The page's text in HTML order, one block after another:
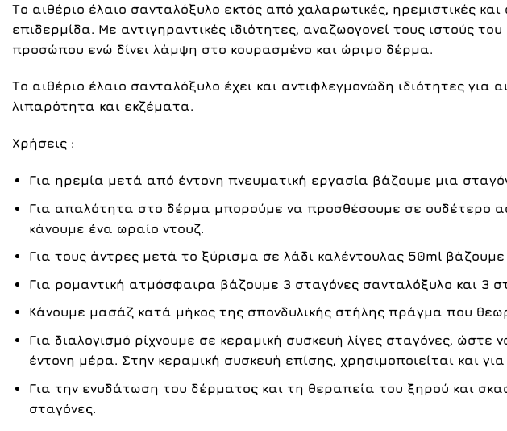
Το αιθέριο έλαιο σανταλόξυλο εκτός από χαλαρωτικές, ηρεμιστικές και
επιδερμίδα. Με αντιγηραντικές ιδιότητες, αναζωογονεί τους ιστούς
προσώπου ενώ δίνει λάμψη στο κουρασμένο και ώριμο δέρμα.
Το αιθέριο έλαιο σανταλόξυλο έχει και αντιφλεγμονώδη ιδιότητες
λιπαρότητα και εκζέματα.
Χρήσεις :
Για ηρεμία μετά από έντονη πνευματική εργασία βάζουμε μια
Για απαλότητα στο δέρμα μπορούμε να προσθέσουμε σε ουδέτερο
κάνουμε ένα ωραίο ντουζ.
Για τους άντρεςμετά το ξύρισμα σε λάδι καλέντουλας 50ml
Για ρομαντική ατμόσφαιρα βάζουμε 3 σταγόνες σανταλόξυλο και 3
Κάνουμε μασάζ κατά μήκος της σπονδυλικής στήλης πράγμα που
Για διαλογισμό ρίχνουμε σε κεραμική συσκευή λίγες σταγόνες,
έντονη μέρα. Στην κεραμική συσκευή επίσης, χρησιμοποιείται και
Για την ενυδάτωση του δέρματοςκαι τη θεραπεία του ξηρού και
σταγόνες.